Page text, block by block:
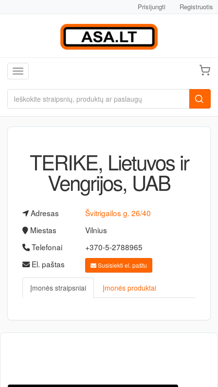
Prisijungti Registruotis
Toggle navigation
TERIKE, Lietuvos ir
Vengrijos, UAB
Adresas
Švitrigailos g. 26/40
Miestas
Vilnius
Telefonai
+370-5-2788965
El. paštas
Susisiekti el. paštu
Įmonės straipsniai Įmonės produktai